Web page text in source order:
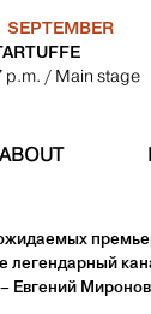
SEPTEMBER
p.m. / Main stage
ABOUT
легендарный
Евгений